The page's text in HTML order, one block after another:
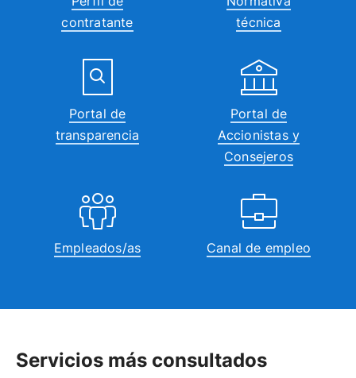
contratante
técnica
Portal de
transparencia
Portal de
Accionistas y
Consejeros
Empleados/as Canal de empleo
Servicios más consultados